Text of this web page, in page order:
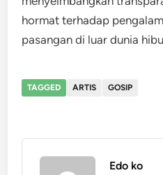
hormat terhadap
pasangan di luar dunia
TAGGED ARTIS GOSIP
Edo ko